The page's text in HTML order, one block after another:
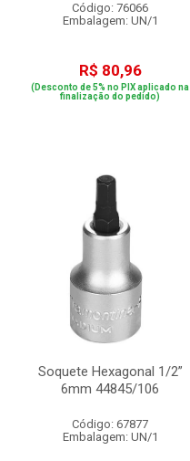
Código: 76066
Embalagem: UN/1
R$ 80,96
(Desconto de 5% no PIX aplicado na
finalização do pedido)
Soquete Hexagonal 1/2”
6mm 44845/106
Código: 67877
Embalagem: UN/1